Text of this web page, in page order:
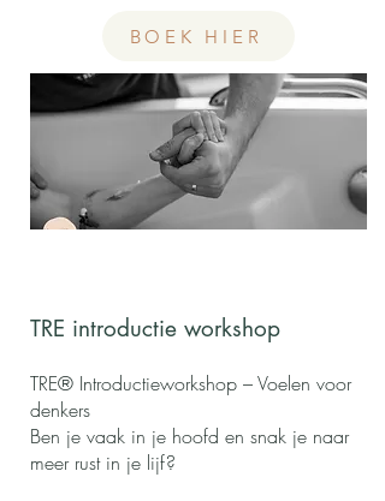
BOEK HIER
TRE introductie workshop
TRE® Introductieworkshop – Voelen voor
denkers
Ben je vaak in je hoofd en snak je naar
meer rust in je lijf?